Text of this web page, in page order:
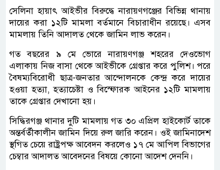
সেলিনা হায়াৎ আইভীর বিরুদ্ধে নারায়ণগঞ্জের বিভিন্ন থানায়
দায়ের করা ১২টি মামলা বর্তমানে বিচারাধীন রয়েছে। এসব
মামলায় তিনি আদালত থেকে জামিন লাভ করেন।
গত বছরের ৯ মে ভোরে নারায়ণগঞ্জ শহরের দেওভোগ
এলাকায় নিজ বাসা থেকে আইভীকে গ্রেপ্তার করে পুলিশ। পরে
বৈষম্যবিরোধী ছাত্র-জনতার আন্দোলনকে কেন্দ্র করে দায়ের
হওয়া হত্যা, হত্যাচেষ্টা ও বিস্ফোরক আইনের ১২টি মামলায়
তাকে গ্রেপ্তার দেখানো হয়।
সিদ্ধিরগঞ্জ থানার দুটি মামলায় গত ৩০ এপ্রিল হাইকোর্ট তাকে
অন্তর্বর্তীকালীন জামিন দিয়ে রুল জারি করেন। ওই জামিনাদেশ
স্থগিত চেয়ে রাষ্ট্রপক্ষ আবেদন করলেও ১৭ মে আপিল বিভাগের
চেম্বার আদালত আবেদনের বিষয়ে কোনো আদেশ দেননি।